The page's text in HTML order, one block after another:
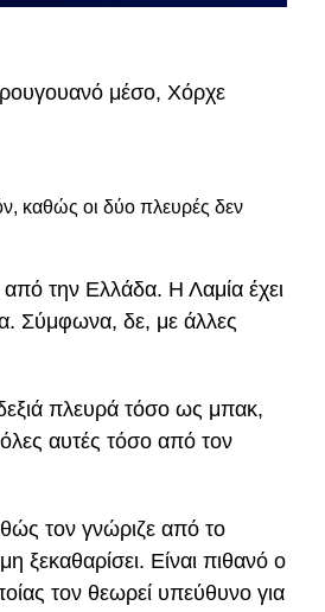
μέσο, Χόρχε
καθώς οι δύο πλευρές δεν
την Ελλάδα. Η Λαμία έχει
Σύμφωνα, δε, με άλλες
πλευρά τόσο ως μπακ,
όλες αυτές τόσο από τον
τον γνώριζε από το
ξεκαθαρίσει. Είναι πιθανό ο
τον θεωρεί υπεύθυνο για